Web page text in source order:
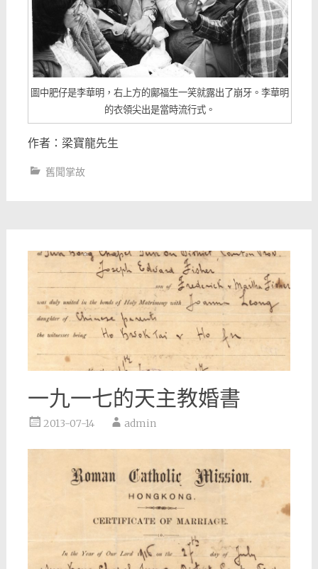
圖中肥仔是李華明，右上方的鄺福生一笑就露出了崩牙。李華明
的衣領尖出是當時流行式。
作者：梁寶龍先生
舊聞掌故
一九一七的天主教婚書
2013-07-14 admin